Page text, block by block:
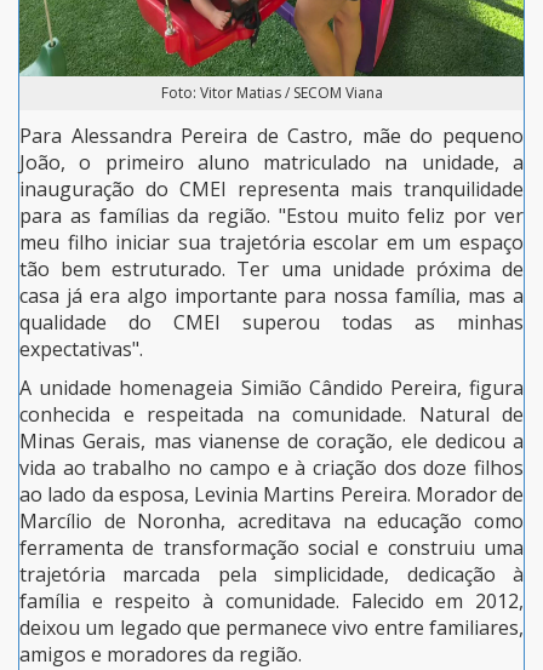
Foto: Vitor Matias / SECOM Viana
Para Alessandra Pereira de Castro, mãe do pequeno
João, o primeiro aluno matriculado na unidade, a
inauguração do CMEI representa mais tranquilidade
para as famílias da região. "Estou muito feliz por ver
meu filho iniciar sua trajetória escolar em um espaço
tão bem estruturado. Ter uma unidade próxima de
casa já era algo importante para nossa família, mas a
qualidade do CMEI superou todas as minhas
expectativas".
A unidade homenageia Simião Cândido Pereira, figura
conhecida e respeitada na comunidade. Natural de
Minas Gerais, mas vianense de coração, ele dedicou a
vida ao trabalho no campo e à criação dos doze filhos
ao lado da esposa, Levinia Martins Pereira. Morador de
Marcílio de Noronha, acreditava na educação como
ferramenta de transformação social e construiu uma
trajetória marcada pela simplicidade, dedicação à
família e respeito à comunidade. Falecido em 2012,
deixou um legado que permanece vivo entre familiares,
amigos e moradores da região.